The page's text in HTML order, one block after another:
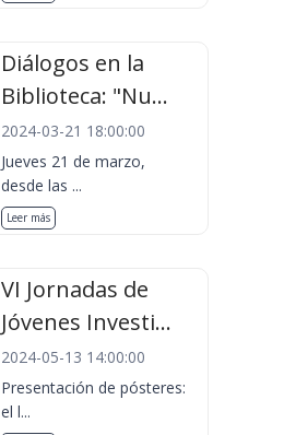
Diálogos en la
Biblioteca: "Nu...
2024-03-21 18:00:00
Jueves 21 de marzo,
desde las ...
Leer más
VI Jornadas de
Jóvenes Investi...
2024-05-13 14:00:00
Presentación de pósteres:
el l...